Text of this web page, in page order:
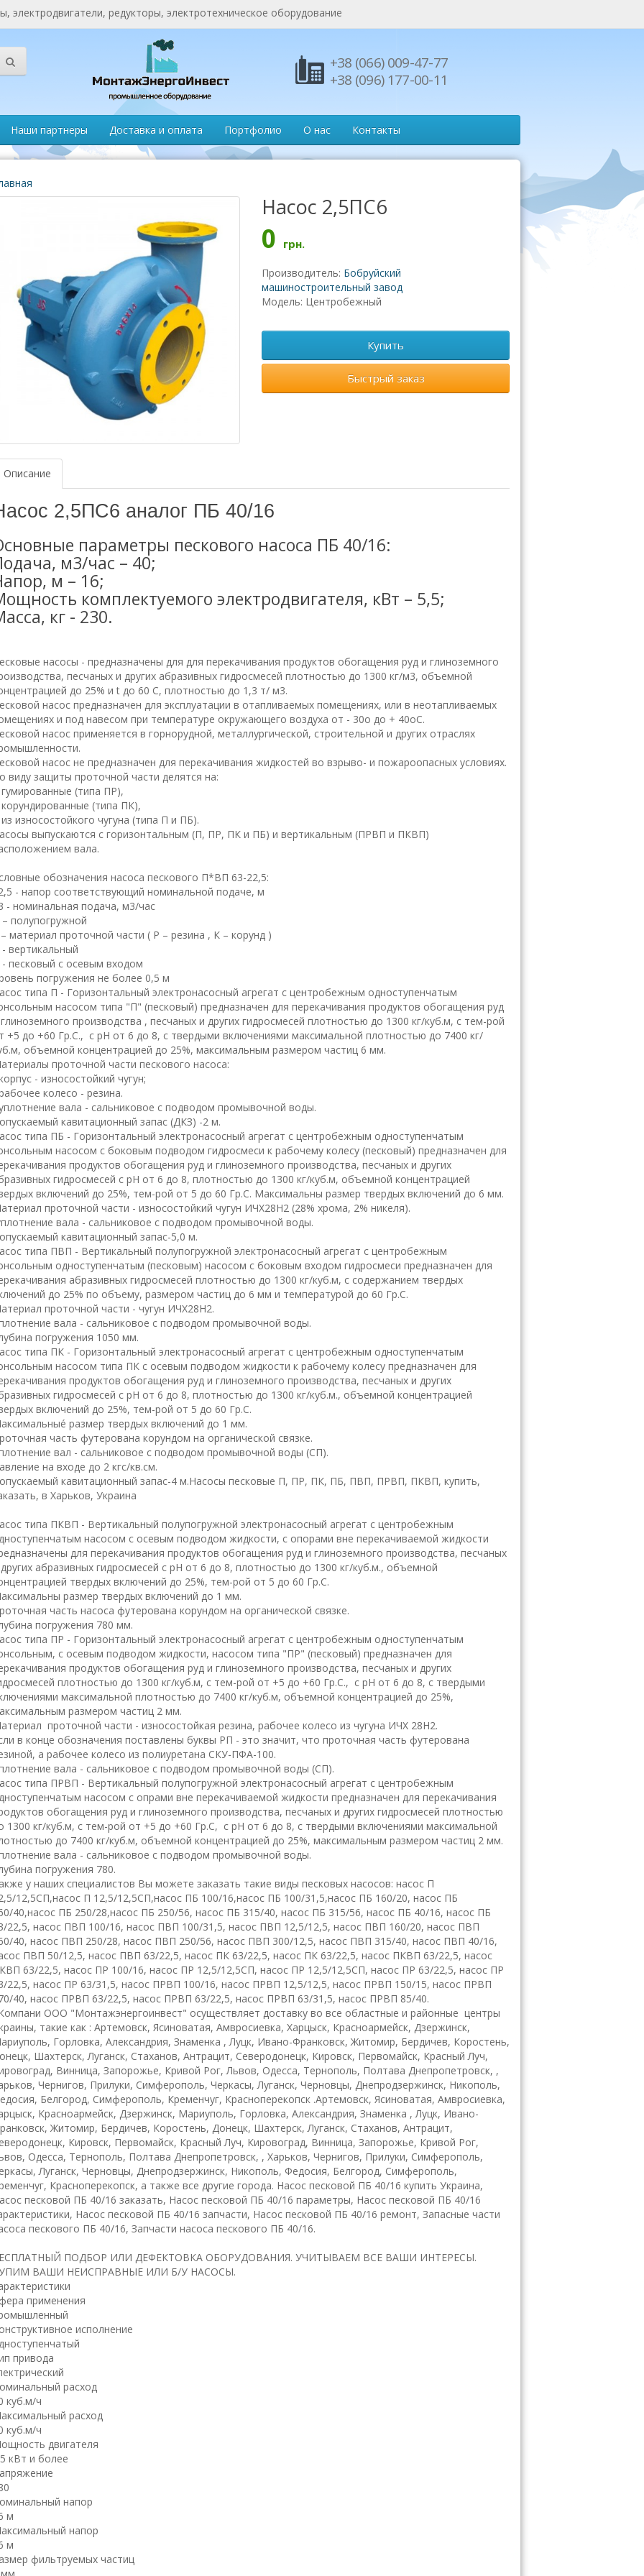
редукторы, электротехническое оборудование
+38 (066) 009-47-77
+38 (096) 177-00-11
Наши партнеры Доставка и оплата Портфолио О нас Контакты
Насос 2,5ПС6
0 грн.
Производитель: Бобруйский
машиностроительный завод
Модель: Центробежный
Купить
Быстрый заказ
Описание
2,5ПС6 аналог ПБ 40/16
параметры пескового насоса ПБ 40/16:
м3/час – 40;
м – 16;
комплектуемого электродвигателя, кВт – 5,5;
кг - 230.
насосы - предназначены для для перекачивания продуктов обогащения руд и глиноземного
песчаных и других абразивных гидросмесей плотностью до 1300 кг/м3, объемной
до 25% и t до 60 С, плотностью до 1,3 т/ м3.
насос предназначен для эксплуатации в отапливаемых помещениях, или в неотапливаемых
и под навесом при температуре окружающего воздуха от - 30o до + 40oС.
насос применяется в горнорудной, металлургической, строительной и других отраслях
насос не предназначен для перекачивания жидкостей во взрыво- и пожароопасных условиях.
виду защиты проточной части делятся на:
(типа ПР),
(типа ПК),
износостойкого чугуна (типа П и ПБ).
выпускаются с горизонтальным (П, ПР, ПК и ПБ) и вертикальным (ПРВП и ПКВП)
вала.
обозначения насоса пескового П*ВП 63-22,5:
- напор соответствующий номинальной подаче, м
- номинальная подача, м3/час
полупогружной
материал проточной части ( Р – резина , К – корунд )
вертикальный
песковый с осевым входом
погружения не более 0,5 м
типа П - Горизонтальный электронасосный агрегат с центробежным одноступенчатым
насосом типа "П" (песковый) предназначен для перекачивания продуктов обогащения руд
производства , песчаных и других гидросмесей плотностью до 1300 кг/куб.м, с тем-рой
+5 до +60 Гр.С., с рН от 6 до 8, с твердыми включениями максимальной плотностью до 7400 кг/
объемной концентрацией до 25%, максимальным размером частиц 6 мм.
проточной части пескового насоса:
- износостойкий чугун;
колесо - резина.
вала - сальниковое с подводом промывочной воды.
кавитационный запас (ДКЗ) -2 м.
типа ПБ - Горизонтальный электронасосный агрегат с центробежным одноступенчатым
насосом с боковым подводом гидросмеси к рабочему колесу (песковый) предназначен для
продуктов обогащения руд и глиноземного производства, песчаных и других
гидросмесей с рН от 6 до 8, плотностью до 1300 кг/куб.м, объемной концентрацией
включений до 25%, тем-рой от 5 до 60 Гр.С. Максимальны размер твердых включений до 6 мм.
проточной части - износостойкий чугун ИЧХ28Н2 (28% хрома, 2% никеля).
вала - сальниковое с подводом промывочной воды.
кавитационный запас-5,0 м.
типа ПВП - Вертикальный полупогружной электронасосный агрегат с центробежным
одноступенчатым (песковым) насосом с боковым входом гидросмеси предназначен для
абразивных гидросмесей плотностью до 1300 кг/куб.м, с содержанием твердых
до 25% по объему, размером частиц до 6 мм и температурой до 60 Гр.С.
проточной части - чугун ИЧХ28Н2.
вала - сальниковое с подводом промывочной воды.
погружения 1050 мм.
типа ПК - Горизонтальный электронасосный агрегат с центробежным одноступенчатым
насосом типа ПК с осевым подводом жидкости к рабочему колесу предназначен для
продуктов обогащения руд и глиноземного производства, песчаных и других
гидросмесей с рН от 6 до 8, плотностью до 1300 кг/куб.м., объемной концентрацией
включений до 25%, тем-рой от 5 до 60 Гр.С.
размер твердых включений до 1 мм.
часть футерована корундом на органической связке.
вал - сальниковое с подводом промывочной воды (СП).
на входе до 2 кгс/кв.см.
кавитационный запас-4 м.Насосы песковые П, ПР, ПК, ПБ, ПВП, ПРВП, ПКВП, купить,
в Харьков, Украина
типа ПКВП - Вертикальный полупогружной электронасосный агрегат с центробежным
насосом с осевым подводом жидкости, с опорами вне перекачиваемой жидкости
для перекачивания продуктов обогащения руд и глиноземного производства, песчаных
абразивных гидросмесей с рН от 6 до 8, плотностью до 1300 кг/куб.м., объемной
твердых включений до 25%, тем-рой от 5 до 60 Гр.С.
размер твердых включений до 1 мм.
часть насоса футерована корундом на органической связке.
погружения 780 мм.
типа ПР - Горизонтальный электронасосный агрегат с центробежным одноступенчатым
с осевым подводом жидкости, насосом типа "ПР" (песковый) предназначен для
продуктов обогащения руд и глиноземного производства, песчаных и других
плотностью до 1300 кг/куб.м, с тем-рой от +5 до +60 Гр.С., с рН от 6 до 8, с твердыми
максимальной плотностью до 7400 кг/куб.м, объемной концентрацией до 25%,
размером частиц 2 мм.
проточной части - износостойкая резина, рабочее колесо из чугуна ИЧХ 28Н2.
в конце обозначения поставлены буквы РП - это значит, что проточная часть футерована
а рабочее колесо из полиуретана СКУ-ПФА-100.
вала - сальниковое с подводом промывочной воды (СП).
типа ПРВП - Вертикальный полупогружной электронасосный агрегат с центробежным
насосом с опрами вне перекачиваемой жидкости предназначен для перекачивания
обогащения руд и глиноземного производства, песчаных и других гидросмесей плотностью
1300 кг/куб.м, с тем-рой от +5 до +60 Гр.С, с рН от 6 до 8, с твердыми включениями максимальной
до 7400 кг/куб.м, объемной концентрацией до 25%, максимальным размером частиц 2 мм.
вала - сальниковое с подводом промывочной воды.
погружения 780.
у наших специалистов Вы можете заказать такие виды песковых насосов: насос П
12,5СП,насос П 12,5/12,5СП,насос ПБ 100/16,насос ПБ 100/31,5,насос ПБ 160/20, насос ПБ
40,насос ПБ 250/28,насос ПБ 250/56, насос ПБ 315/40, насос ПБ 315/56, насос ПБ 40/16, насос ПБ
22,5, насос ПВП 100/16, насос ПВП 100/31,5, насос ПВП 12,5/12,5, насос ПВП 160/20, насос ПВП
40, насос ПВП 250/28, насос ПВП 250/56, насос ПВП 300/12,5, насос ПВП 315/40, насос ПВП 40/16,
ПВП 50/12,5, насос ПВП 63/22,5, насос ПК 63/22,5, насос ПК 63/22,5, насос ПКВП 63/22,5, насос
63/22,5, насос ПР 100/16, насос ПР 12,5/12,5СП, насос ПР 12,5/12,5СП, насос ПР 63/22,5, насос ПР
22,5, насос ПР 63/31,5, насос ПРВП 100/16, насос ПРВП 12,5/12,5, насос ПРВП 150/15, насос ПРВП
40, насос ПРВП 63/22,5, насос ПРВП 63/22,5, насос ПРВП 63/31,5, насос ПРВП 85/40.
ООО "Монтажэнергоинвест" осуществляет доставку во все областные и районные центры
такие как : Артемовск, Ясиноватая, Амвросиевка, Харцыск, Красноармейск, Дзержинск,
Горловка, Александрия, Знаменка , Луцк, Ивано-Франковск, Житомир, Бердичев, Коростень,
Шахтерск, Луганск, Стаханов, Антрацит, Северодонецк, Кировск, Первомайск, Красный Луч,
Винница, Запорожье, Кривой Рог, Львов, Одесса, Тернополь, Полтава Днепропетровск, ,
Чернигов, Прилуки, Симферополь, Черкасы, Луганск, Черновцы, Днепродзержинск, Никополь,
Белгород, Симферополь, Кременчуг, Красноперекопск .Артемовск, Ясиноватая, Амвросиевка,
Красноармейск, Дзержинск, Мариуполь, Горловка, Александрия, Знаменка , Луцк, Ивано-
Житомир, Бердичев, Коростень, Донецк, Шахтерск, Луганск, Стаханов, Антрацит,
Кировск, Первомайск, Красный Луч, Кировоград, Винница, Запорожье, Кривой Рог,
Одесса, Тернополь, Полтава Днепропетровск, , Харьков, Чернигов, Прилуки, Симферополь,
Луганск, Черновцы, Днепродзержинск, Никополь, Федосия, Белгород, Симферополь,
Красноперекопск, а также все другие города. Насос песковой ПБ 40/16 купить Украина,
песковой ПБ 40/16 заказать, Насос песковой ПБ 40/16 параметры, Насос песковой ПБ 40/16
Насос песковой ПБ 40/16 запчасти, Насос песковой ПБ 40/16 ремонт, Запасные части
пескового ПБ 40/16, Запчасти насоса пескового ПБ 40/16.
ПОДБОР ИЛИ ДЕФЕКТОВКА ОБОРУДОВАНИЯ. УЧИТЫВАЕМ ВСЕ ВАШИ ИНТЕРЕСЫ.
ВАШИ НЕИСПРАВНЫЕ ИЛИ Б/У НАСОСЫ.
применения
исполнение
привода
расход
куб.м/ч
расход
куб.м/ч
двигателя
кВт и более
напор
м
напор
м
фильтруемых частиц